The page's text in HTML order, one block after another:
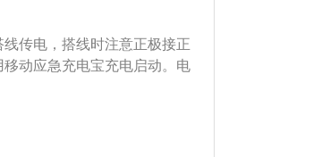
升驾乘品质。2、新款荣威
，外观采用了“律动设计”的
灯，车身线条时尚动感，车
、富有张力。
传电，搭线时注意正极接正
动应急充电宝充电启动。电
供电；2、发动机停止运转
点系中的冲击电压，保护